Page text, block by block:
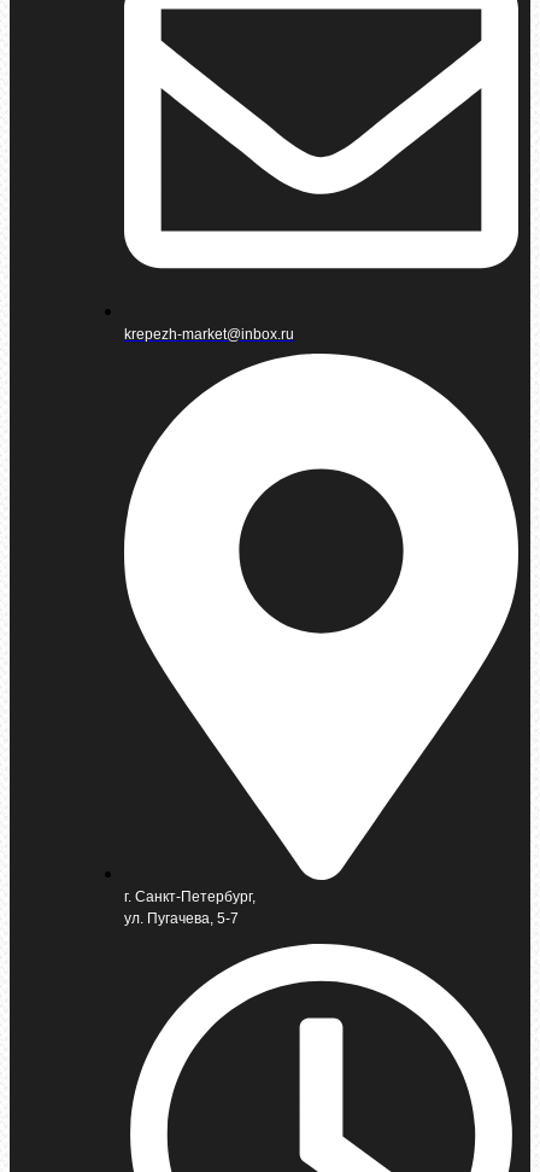
krepezh-market@inbox.ru
г. Санкт-Петербург,
ул. Пугачева, 5-7